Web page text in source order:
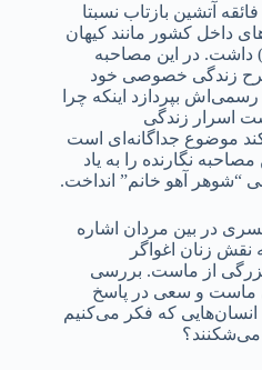
آتشین بازتاب نسبتا
داخل کشور مانند کیهان
داشت. در این مصاحبه
شرح زندگی خصوصی خود
پیدا و پنهان ۴ ازدواج رسمی‌اش بپردازد اینکه چرا
اسرار زندگی
موضوع جداگانه‌ای است
نگارنده را به یاد
“شوهر آهو خانم” انداخت.
در بین مردان اشاره
نقش زنان اغواگر
بزرگی از ماست. بررسی
ماست و سعی در پاسخ
انسان‌هایی که فکر می‌کنیم
می‌شکنند؟